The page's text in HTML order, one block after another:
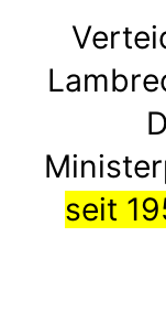
seit